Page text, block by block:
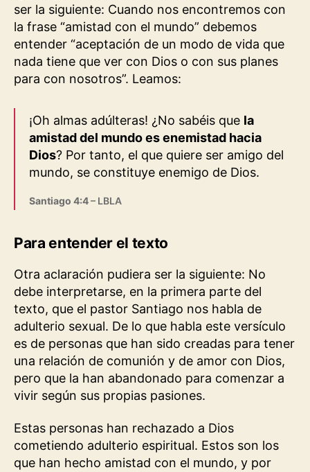
ser la siguiente: Cuando nos encontremos con
la frase “amistad con el mundo” debemos
entender “aceptación de un modo de vida que
nada tiene que ver con Dios o con sus planes
para con nosotros”. Leamos:
¡Oh almas adúlteras! ¿No sabéis que la
amistad del mundo es enemistad hacia
Dios? Por tanto, el que quiere ser amigo del
mundo, se constituye enemigo de Dios.
Santiago 4:4– LBLA
Para entender el texto
Otra aclaración pudiera ser la siguiente: No
debe interpretarse, en la primera parte del
texto, que el pastor Santiago nos habla de
adulterio sexual. De lo que habla este versículo
es de personas que han sido creadas para tener
una relación de comunión y de amor con Dios,
pero que la han abandonado para comenzar a
vivir según sus propias pasiones.
Estas personas han rechazado a Dios
cometiendo adulterio espiritual. Estos son los
que han hecho amistad con el mundo, y por